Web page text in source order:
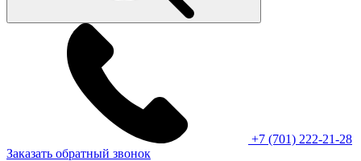
+7 (701) 222-21-28
Заказать обратный звонок